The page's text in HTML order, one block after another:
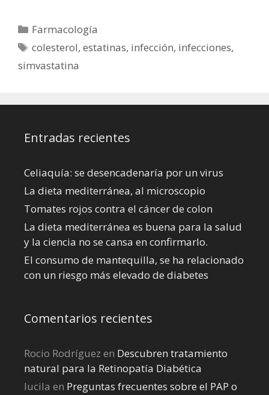
Categorías
Farmacología
Etiquetas
colesterol,estatinas, infección, infecciones,
simvastatina
Entradas recientes
Celiaquía: se desencadenaría por un virus
La dieta mediterránea, al microscopio
Tomates rojos contra el cáncer de colon
La dieta mediterránea es buena para la salud
y la ciencia no se cansa en confirmarlo.
El consumo de mantequilla, se ha relacionado
con un riesgo más elevado de diabetes
Comentarios recientes
Rocio Rodríguez en Descubren tratamiento
natural para la Retinopatía Diabética
lucila en Preguntas frecuentes sobre el PAP o